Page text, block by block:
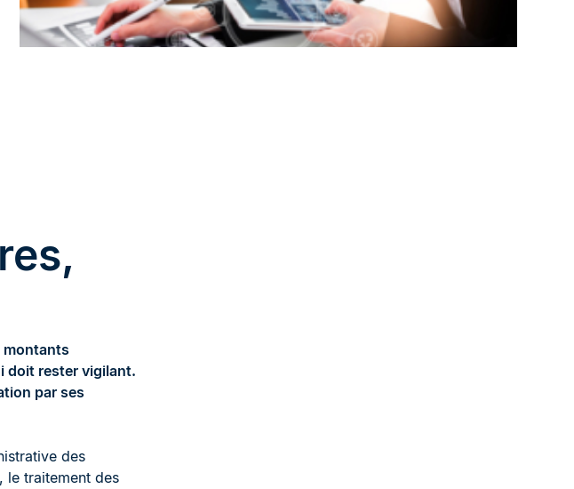
montants
doit rester vigilant.
par ses
des
le traitement des